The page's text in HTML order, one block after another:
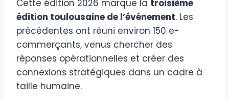
Cette édition 2026 marque la troisième
édition toulousaine de l’événement. Les
précédentes ont réuni environ 150 e-
commerçants, venus chercher des
réponses opérationnelles et créer des
connexions stratégiques dans un cadre à
taille humaine.